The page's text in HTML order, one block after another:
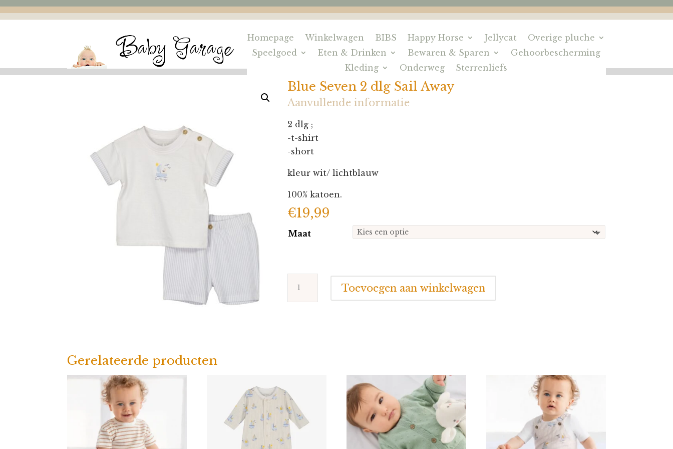
Homepage Winkelwagen BIBS Happy Horse Jellycat
Overige pluche
Speelgoed
Eten & Drinken Bewaren & Sparen
Gehoorbescherming
Kleding
Onderweg Sterrenliefs
Blue Seven 2 dlg Sail Away
Aanvullende informatie
2 dlg ;
-t-shirt
-short
kleur wit/ lichtblauw
100% katoen.
€19,99
Maat
Seven
Toevoegen aan winkelwagen
Gerelateerde producten